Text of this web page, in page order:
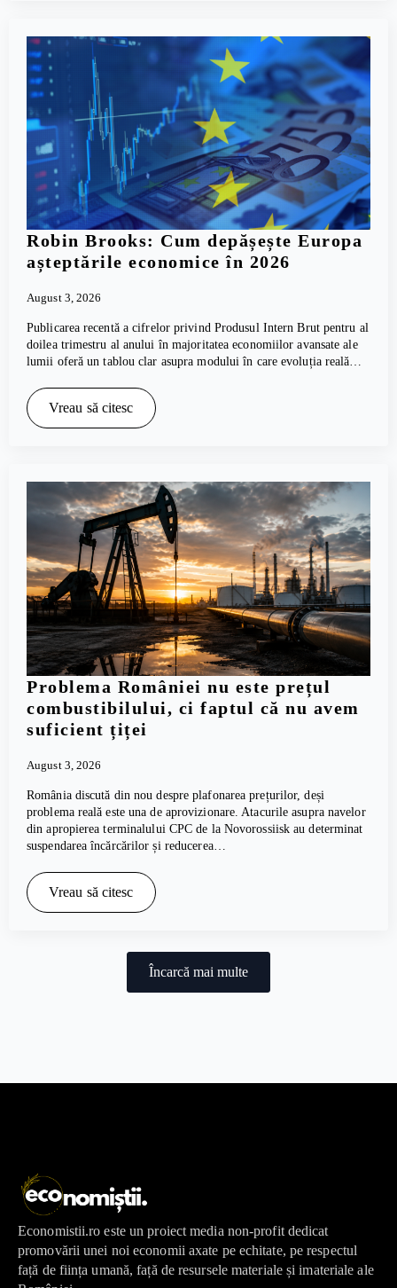
Robin Brooks: Cum depășește Europa
așteptările economice în 2026
August 3, 2026
Publicarea recentă a cifrelor privind Produsul Intern Brut pentru al
doilea trimestru al anului în majoritatea economiilor avansate ale
lumii oferă un tablou clar asupra modului în care evoluția reală…
Vreau să citesc
Problema României nu este prețul
combustibilului, ci faptul că nu avem
suficient țiței
August 3, 2026
România discută din nou despre plafonarea prețurilor, deși
problema reală este una de aprovizionare. Atacurile asupra navelor
din apropierea terminalului CPC de la Novorossiisk au determinat
suspendarea încărcărilor și reducerea…
Vreau să citesc
Încarcă mai multe
Economistii.ro este un proiect media non-profit dedicat
promovării unei noi economii axate pe echitate, pe respectul
față de ființa umană, față de resursele materiale și imateriale ale